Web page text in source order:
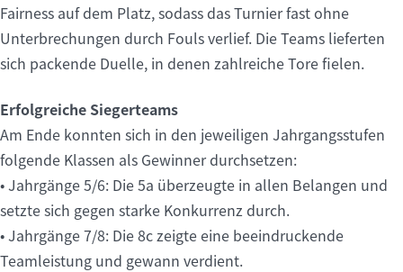
Fairness auf dem Platz, sodass das Turnier fast ohne
Unterbrechungen durch Fouls verlief. Die Teams lieferten
sich packende Duelle, in denen zahlreiche Tore fielen.
Erfolgreiche Siegerteams
Am Ende konnten sich in den jeweiligen Jahrgangsstufen
folgende Klassen als Gewinner durchsetzen:
• Jahrgänge 5/6: Die 5a überzeugte in allen Belangen und
setzte sich gegen starke Konkurrenz durch.
• Jahrgänge 7/8: Die 8c zeigte eine beeindruckende
Teamleistung und gewann verdient.